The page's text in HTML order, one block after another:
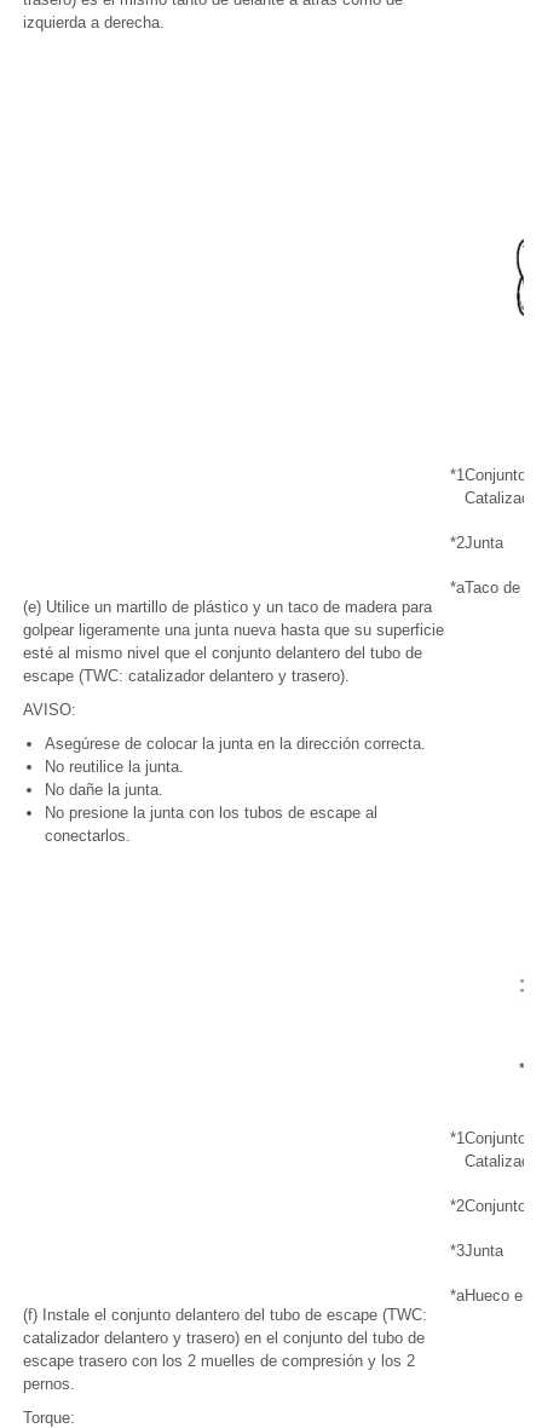
izquierda a derecha.
(e) Utilice un martillo de plástico y un taco de madera para
golpear ligeramente una junta nueva hasta que su superficie
esté al mismo nivel que el conjunto delantero del tubo de
escape (TWC: catalizador delantero y trasero).
AVISO:
Asegúrese de colocar la junta en la dirección correcta.
No reutilice la junta.
No dañe la junta.
No presione la junta con los tubos de escape al
conectarlos.
*1Conjunto
*2Junta
*aTaco de
(f) Instale el conjunto delantero del tubo de escape (TWC:
catalizador delantero y trasero) en el conjunto del tubo de
escape trasero con los 2 muelles de compresión y los 2
pernos.
Torque:
*1Conjunto
*2Conjunto
*3Junta
*aHueco